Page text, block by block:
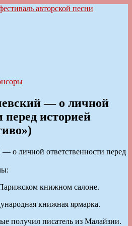
песни
— о личной
перед историей
книжном салоне.
книжная ярмарка.
получил писатель из Малайзии.